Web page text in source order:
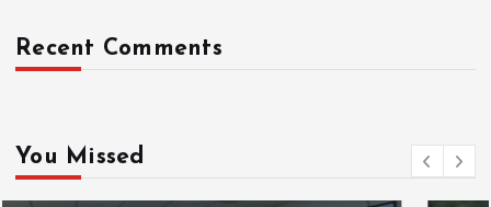
Recent Comments
You Missed